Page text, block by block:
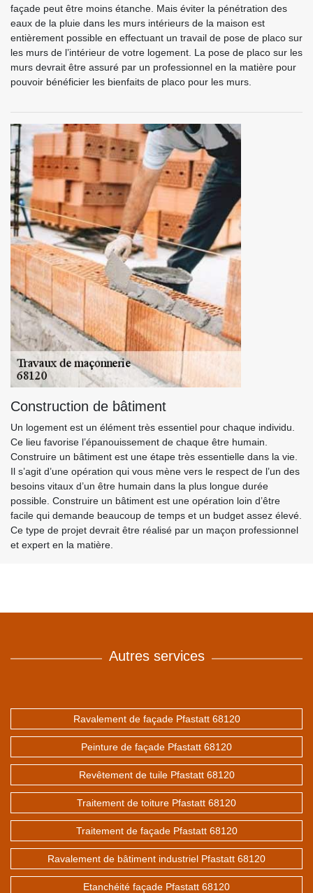
façade peut être moins étanche. Mais éviter la pénétration des
eaux de la pluie dans les murs intérieurs de la maison est
entièrement possible en effectuant un travail de pose de placo sur
les murs de l’intérieur de votre logement. La pose de placo sur les
murs devrait être assuré par un professionnel en la matière pour
pouvoir bénéficier les bienfaits de placo pour les murs.
Construction de bâtiment
Un logement est un élément très essentiel pour chaque individu.
Ce lieu favorise l’épanouissement de chaque être humain.
Construire un bâtiment est une étape très essentielle dans la vie.
Il s’agit d’une opération qui vous mène vers le respect de l’un des
besoins vitaux d’un être humain dans la plus longue durée
possible. Construire un bâtiment est une opération loin d’être
facile qui demande beaucoup de temps et un budget assez élevé.
Ce type de projet devrait être réalisé par un maçon professionnel
et expert en la matière.
Autres services
Ravalement de façade Pfastatt 68120
Peinture de façade Pfastatt 68120
Revêtement de tuile Pfastatt 68120
Traitement de toiture Pfastatt 68120
Traitement de façade Pfastatt 68120
Ravalement de bâtiment industriel Pfastatt 68120
Etanchéité façade Pfastatt 68120